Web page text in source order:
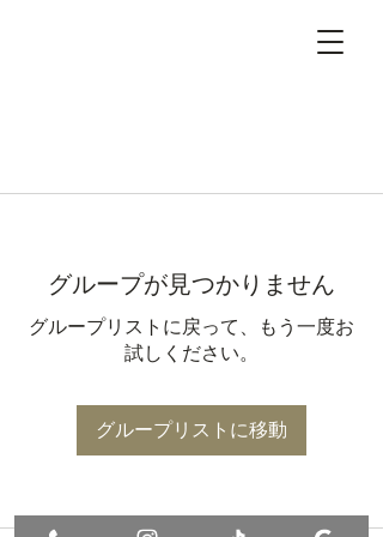
グループが見つかりません
グループリストに戻って、もう一度お
試しください。
グループリストに移動